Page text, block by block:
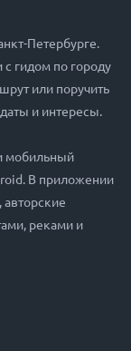
Петербурге.
гидом по городу
или поручить
и интересы.
мобильный
В приложении
реками и